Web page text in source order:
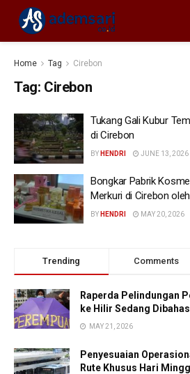
Home Tag Cirebon
Tag: Cirebon
Tukang Gali Kubur
di Cirebon
BY HENDRI JUNE 13, 2026
Bongkar Pabrik
Merkuri di Cirebon
BY HENDRI MAY 20, 2026
Trending Comments
Raperda Pelindungan
ke Hilir Sedang Dibahas
MAY 21, 2026
Penyesuaian
Rute Khusus Hari